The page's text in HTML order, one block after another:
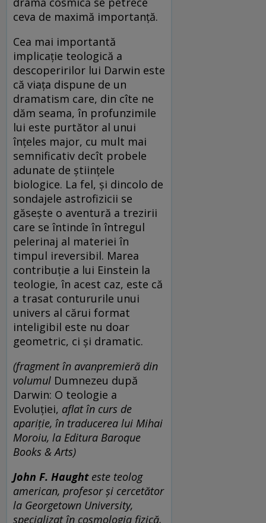
ceva de maximă importanță.
Cea mai importantă
implicație teologică a
descoperirilor lui Darwin este
că viața dispune de un
dramatism care, din cîte ne
dăm seama, în profunzimile
lui este purtător al unui
înțeles major, cu mult mai
semnificativ decît probele
adunate de științele
biologice. La fel, și dincolo de
sondajele astrofizicii se
găsește o aventură a trezirii
care se întinde în întregul
pelerinaj al materiei în
timpul ireversibil. Marea
contribuție a lui Einstein la
teologie, în acest caz, este că
a trasat contururile unui
univers al cărui format
inteligibil este nu doar
geometric, ci și dramatic.
(fragment în avanpremieră din
volumul Dumnezeu după
Darwin: O teologie a
Evoluției, aflat în curs de
apariție, în traducerea lui Mihai
Moroiu, la Editura Baroque
Books & Arts)
John F. Haughteste teolog
american, profesor și cercetător
la Georgetown University,
specializat în cosmologia fizică,